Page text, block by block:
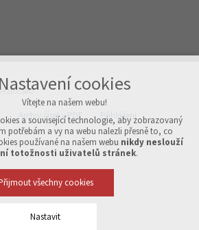
Archiv čísel v PDF Přihlášení
Vytvořeno v xart.cz
Nastavení cookies
Vítejte na našem webu!
a související technologie, aby zobrazovaný
potřebám a vy na webu nalezli přesně to, co
používané na našem webu nikdy neslouží
totožnosti uživatelů stránek.
všechny cookies
Nastavit